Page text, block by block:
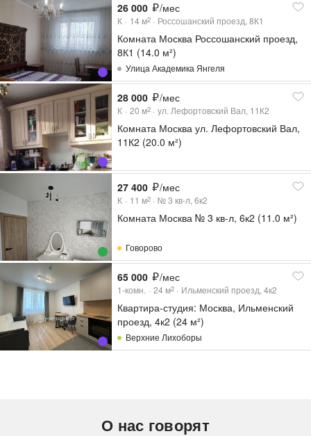
26 000 /мес
К 14 м2 Россошанский проезд, 8К1
Комната Москва Россошанский проезд,
8К1 (14.0 м²)
Улица Академика Янгеля
28 000 /мес
К 20 м2 ул. Лефортовский Вал, 11К2
Комната Москва ул. Лефортовский Вал,
11К2 (20.0 м²)
27 400 /мес
К 11 м2 № 3 кв-л, 6к2
Комната Москва № 3 кв-л, 6к2 (11.0 м²)
Говорово
65 000 /мес
1-комн. 24 м2 Ильменский проезд, 4к2
Квартира-студия: Москва, Ильменский
проезд, 4к2 (24 м²)
Верхние Лихоборы
О нас говорят